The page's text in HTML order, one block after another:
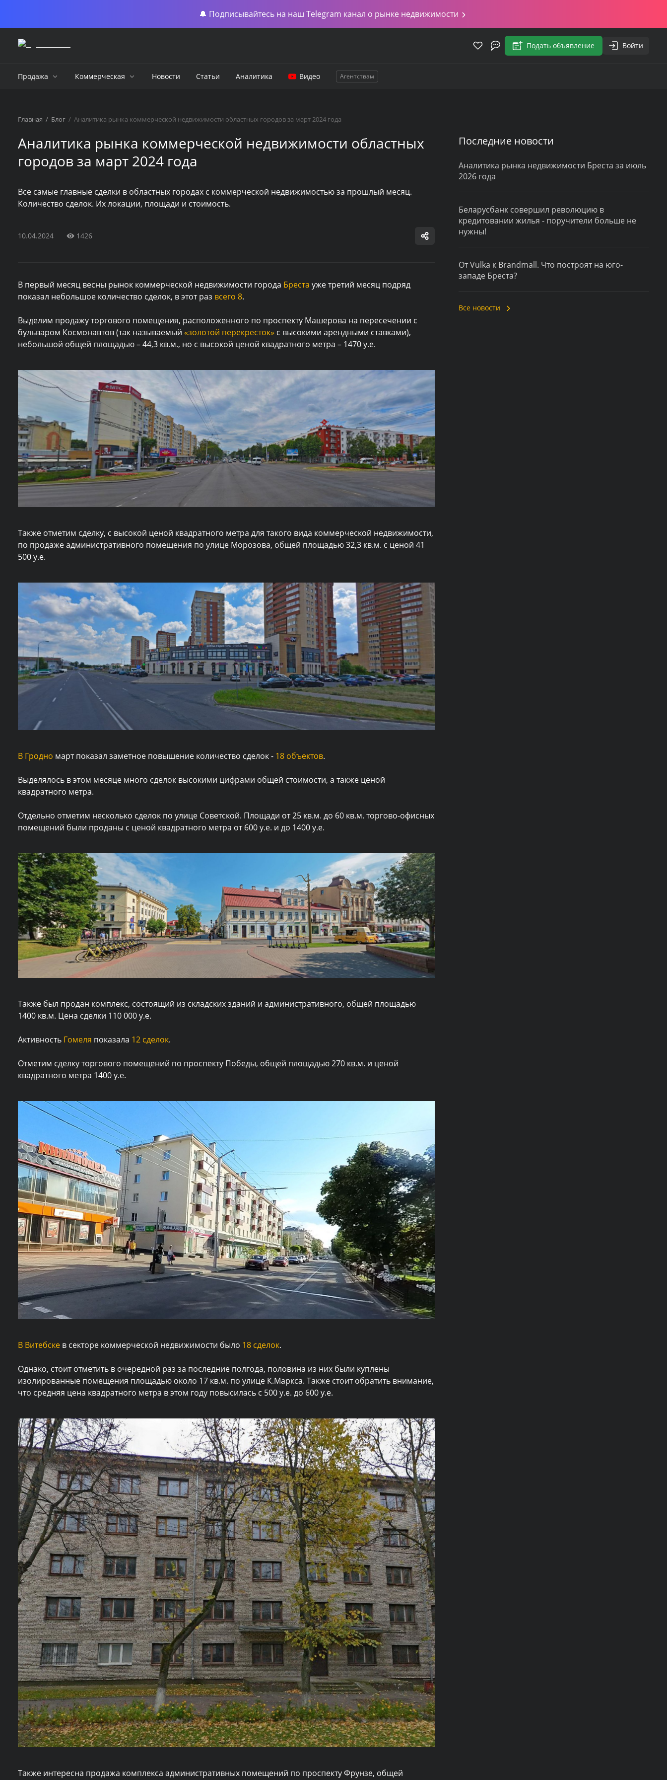
🔔 Подписывайтесь на наш Telegram канал о рынке недвижимости
Подать объявление Войти
Продажа Коммерческая Новости Статьи Аналитика Видео Агентствам
Главная / Блог / Аналитика рынка коммерческой недвижимости областных городов за март 2024 года
Аналитика рынка коммерческой недвижимости областных
городов за март 2024 года
Все самые главные сделки в областных городах с коммерческой недвижимостью за прошлый месяц.
Количество сделок. Их локации, площади и стоимость.
10.04.2024 1426
В первый месяц весны рынок коммерческой недвижимости города Бреста уже третий месяц подряд
показал небольшое количество сделок, в этот раз всего 8.
Выделим продажу торгового помещения, расположенного по проспекту Машерова на пересечении с
бульваром Космонавтов (так называемый «золотой перекресток» с высокими арендными ставками),
небольшой общей площадью – 44,3 кв.м., но с высокой ценой квадратного метра – 1470 у.е.
Также отметим сделку, с высокой ценой квадратного метра для такого вида коммерческой недвижимости,
по продаже административного помещения по улице Морозова, общей площадью 32,3 кв.м. с ценой 41
500 у.е.
В Гродно март показал заметное повышение количество сделок - 18 объектов.
Выделялось в этом месяце много сделок высокими цифрами общей стоимости, а также ценой
квадратного метра.
Отдельно отметим несколько сделок по улице Советской. Площади от 25 кв.м. до 60 кв.м. торгово-офисных
помещений были проданы с ценой квадратного метра от 600 у.е. и до 1400 у.е.
Также был продан комплекс, состоящий из складских зданий и административного, общей площадью
1400 кв.м. Цена сделки 110 000 у.е.
Активность Гомеля показала 12 сделок.
Отметим сделку торгового помещений по проспекту Победы, общей площадью 270 кв.м. и ценой
квадратного метра 1400 у.е.
В Витебске в секторе коммерческой недвижимости было 18 сделок.
Однако, стоит отметить в очередной раз за последние полгода, половина из них были куплены
изолированные помещения площадью около 17 кв.м. по улице К.Маркса. Также стоит обратить внимание,
что средняя цена квадратного метра в этом году повысилась с 500 у.е. до 600 у.е.
Также интересна продажа комплекса административных помещений по проспекту Фрунзе, общей
Последние новости
Аналитика рынка недвижимости Бреста за июль
2026 года
Беларусбанк совершил революцию в
кредитовании жилья - поручители больше не
нужны!
От Vulka к Brandmall. Что построят на юго-
западе Бреста?
Все новости